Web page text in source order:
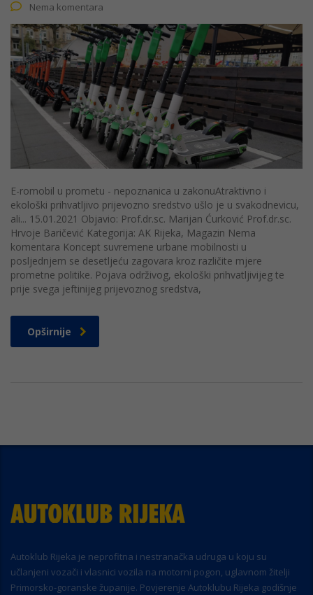
Nema komentara
E-romobil u prometu - nepoznanica u zakonuAtraktivno i
ekološki prihvatljivo prijevozno sredstvo ušlo je u svakodnevicu,
ali... 15.01.2021 Objavio: Prof.dr.sc. Marijan Ćurković Prof.dr.sc.
Hrvoje Baričević Kategorija: AK Rijeka, Magazin Nema
komentara Koncept suvremene urbane mobilnosti u
posljednjem se desetljeću zagovara kroz različite mjere
prometne politike. Pojava održivog, ekološki prihvatljivijeg te
prije svega jeftinijeg prijevoznog sredstva,
Opširnije
Autoklub Rijeka je neprofitna i nestranačka udruga u koju su
učlanjeni vozači i vlasnici vozila na motorni pogon, uglavnom žitelji
Primorsko-goranske županije. Povjerenje Autoklubu Rijeka godišnje